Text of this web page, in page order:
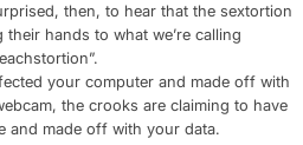
then, to hear that the sextortion
hands to what we’re calling
your computer and made off with
the crooks are claiming to have
and made off with your data.